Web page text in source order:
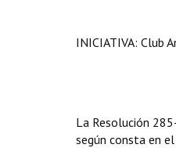
INICIATIVA: Club
La Resolución
según consta en